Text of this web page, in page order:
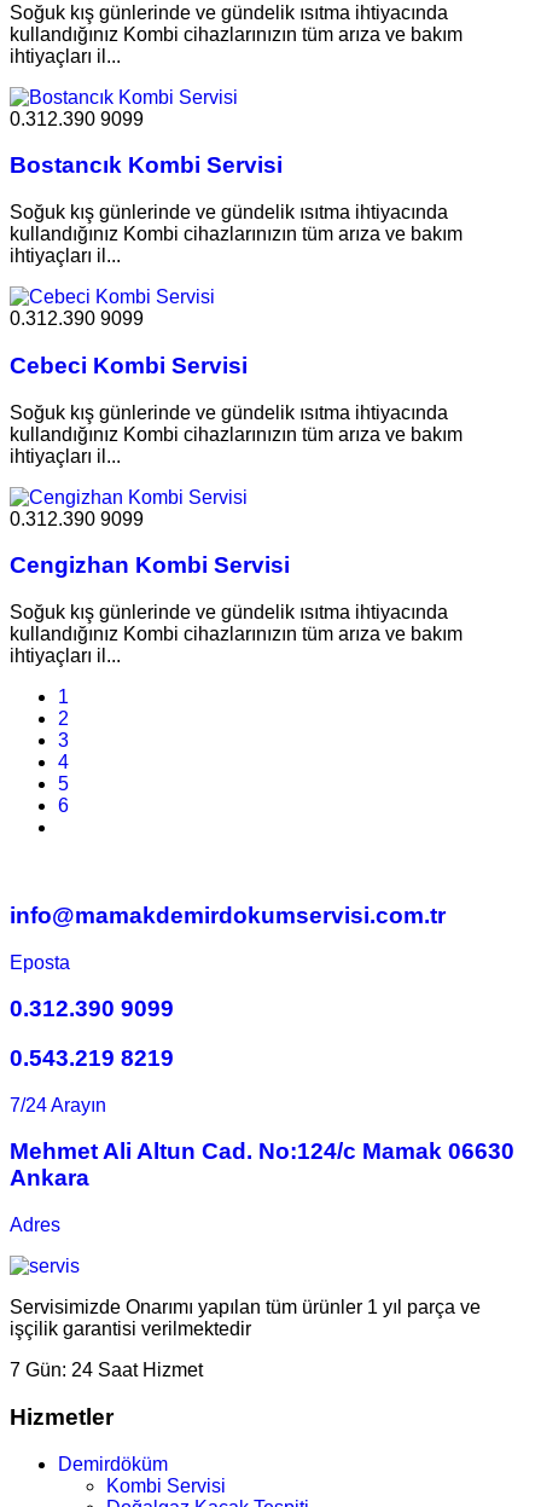
Soğuk kış günlerinde ve gündelik ısıtma ihtiyacında
kullandığınız Kombi cihazlarınızın tüm arıza ve bakım
ihtiyaçları il...
0.312.390 9099
Bostancık Kombi Servisi
Soğuk kış günlerinde ve gündelik ısıtma ihtiyacında
kullandığınız Kombi cihazlarınızın tüm arıza ve bakım
ihtiyaçları il...
0.312.390 9099
Cebeci Kombi Servisi
Soğuk kış günlerinde ve gündelik ısıtma ihtiyacında
kullandığınız Kombi cihazlarınızın tüm arıza ve bakım
ihtiyaçları il...
0.312.390 9099
Cengizhan Kombi Servisi
Soğuk kış günlerinde ve gündelik ısıtma ihtiyacında
kullandığınız Kombi cihazlarınızın tüm arıza ve bakım
ihtiyaçları il...
1
2
3
4
5
6
info@mamakdemirdokumservisi.com.tr
Eposta
0.312.390 9099
0.543.219 8219
7/24 Arayın
Mehmet Ali Altun Cad. No:124/c Mamak 06630
Ankara
Adres
Servisimizde Onarımı yapılan tüm ürünler 1 yıl parça ve
işçilik garantisi verilmektedir
7 Gün: 24 Saat Hizmet
Hizmetler
Demirdöküm
Kombi Servisi